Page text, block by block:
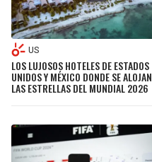
US
LOS LUJOSOS HOTELES DE ESTADOS
UNIDOS Y MÉXICO DONDE SE ALOJAN
LAS ESTRELLAS DEL MUNDIAL 2026